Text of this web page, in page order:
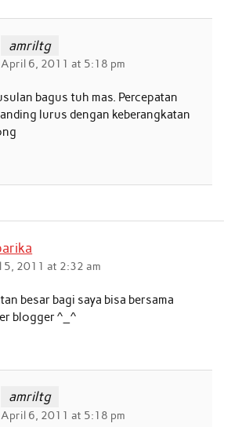
amriltg
April 6, 2011 at 5:18 pm
bagus tuh mas. Percepatan
lurus dengan keberangkatan
5, 2011 at 2:32 am
besar bagi saya bisa bersama
blogger ^_^
amriltg
April 6, 2011 at 5:18 pm